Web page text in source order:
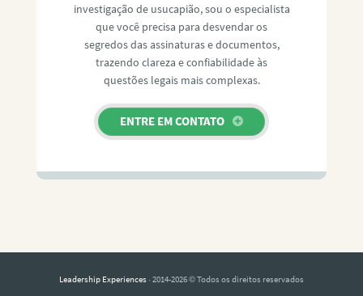
investigação de usucapião, sou o especialista
que você precisa para desvendar os
segredos das assinaturas e documentos,
trazendo clareza e confiabilidade às
questões legais mais complexas.
ENTRE EM CONTATO
Leadership Experiences · 2014-2026 © Todos os direitos reservados